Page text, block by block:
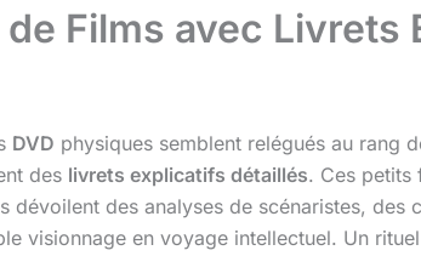
de Films avec
DVD physiques semblent relégués au rang
des livrets explicatifs détaillés. Ces petits
dévoilent des analyses de scénaristes,
visionnage en voyage intellectuel. Un